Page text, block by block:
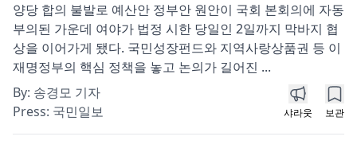
양당 합의 불발로 예산안 정부안 원안이 국회 본회의에 자동
부의된 가운데 여야가 법정 시한 당일인 2일까지 막바지 협
상을 이어가게 됐다. 국민성장펀드와 지역사랑상품권 등 이
재명정부의 핵심 정책을 놓고 논의가 길어진 ...
By: 송경모 기자
Press: 국민일보 샤라웃 보관